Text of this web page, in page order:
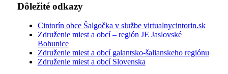
Dôležité odkazy
Cintorín obce Šalgočka v službe virtualnycintorin.sk
Združenie miest a obcí – región JE Jaslovské
Bohunice
Združenie miest a obcí galantsko-šalianskeho regiónu
Združenie miest a obcí Slovenska